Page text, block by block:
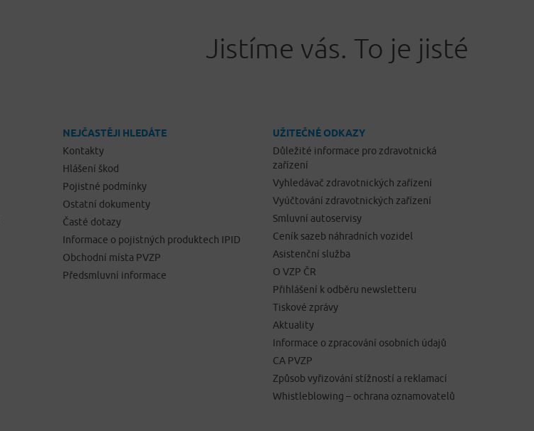
Jistíme vás. To je jisté
NEJČASTĚJI HLEDÁTE
Kontakty
Hlášení škod
Pojistné podmínky
Ostatní dokumenty
Časté dotazy
Informace o pojistných produktech IPID
Obchodní místa PVZP
Předsmluvní informace
UŽITEČNÉ ODKAZY
Důležité informace pro zdravotnická
zařízení
Vyhledávač zdravotnických zařízení
Vyúčtování zdravotnických zařízení
Smluvní autoservisy
Ceník sazeb náhradních vozidel
Asistenční služba
O VZP ČR
Přihlášení k odběru newsletteru
Tiskové zprávy
Aktuality
Informace o zpracování osobních údajů
CA PVZP
Způsob vyřizování stížností a reklamací
Whistleblowing – ochrana oznamovatelů